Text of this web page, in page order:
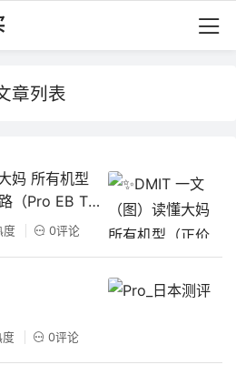
章列表
妈 所有机型
（Pro EB T
日本 中国香
度 0评论
0评论